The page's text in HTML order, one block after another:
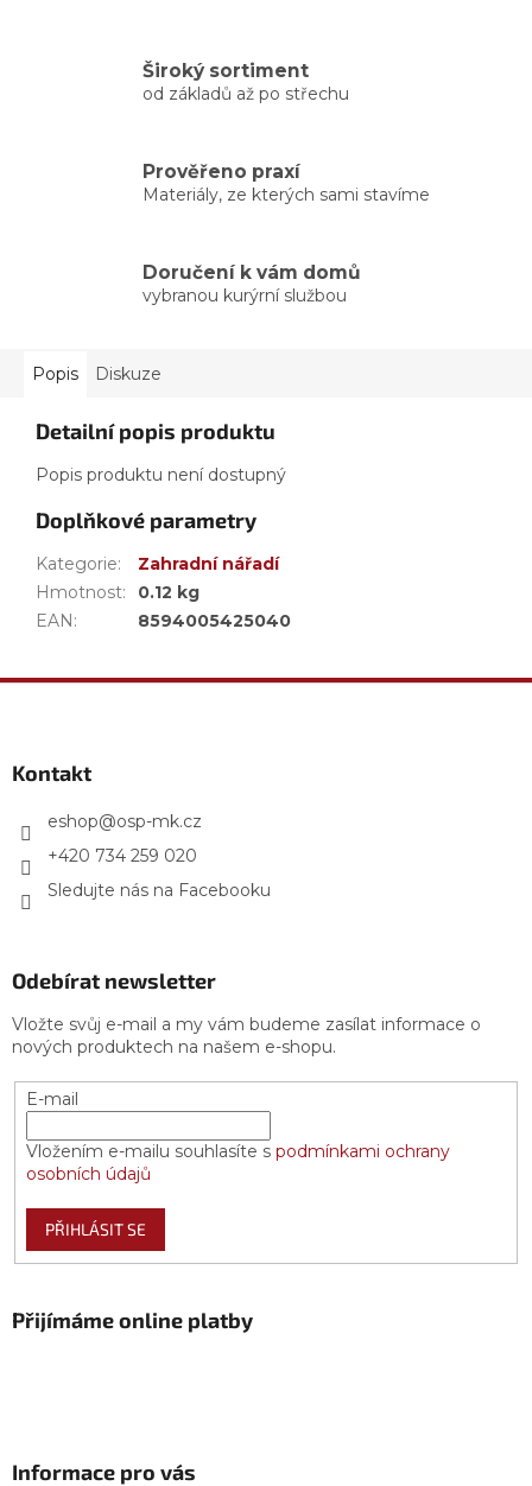
Široký sortiment
od základů až po střechu
Prověřeno praxí
Materiály, ze kterých sami stavíme
Doručení k vám domů
vybranou kurýrní službou
Popis Diskuze
Detailní popis produktu
Popis produktu není dostupný
Doplňkové parametry
Kategorie:
Zahradní nářadí
Hmotnost:
0.12 kg
EAN: 8594005425040
Kontakt
eshop@osp-mk.cz
+420 734 259 020
Sledujte nás na Facebooku
Odebírat newsletter
Vložte svůj e-mail a my vám budeme zasílat informace o
nových produktech na našem e-shopu.
E-mail
Vložením e-mailu souhlasíte s podmínkami ochrany
osobních údajů
PŘIHLÁSIT SE
Přijímáme online platby
Informace pro vás